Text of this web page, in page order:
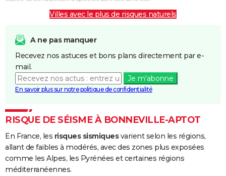
Villes avec le plus de risques naturels
A ne pas manquer
Recevez nos astuces et bons plans directement par e-
mail.
Je m'abonne
En savoir plus sur notre politique de confidentialité
RISQUE DE SÉISME À BONNEVILLE-APTOT
En France, les risques sismiquesvarient selon les régions,
allant de faibles à modérés, avec des zones plus exposées
comme les Alpes, les Pyrénées et certaines régions
méditerranéennes.